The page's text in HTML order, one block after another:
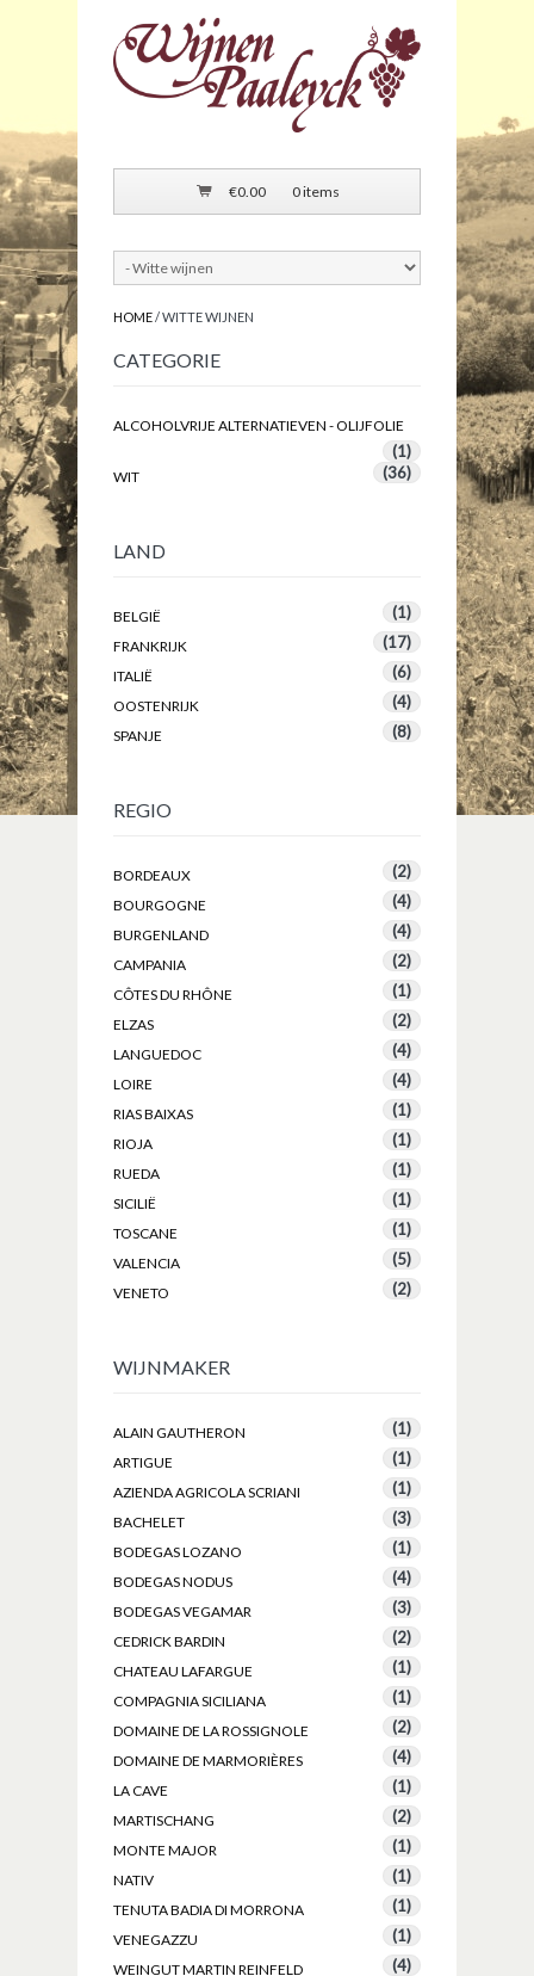
€0.00 0 items
HOME/ WITTE WIJNEN
CATEGORIE
ALCOHOLVRIJE ALTERNATIEVEN - OLIJFOLIE
(1)
WIT (36)
LAND
BELGIË (1)
FRANKRIJK (17)
ITALIË (6)
OOSTENRIJK (4)
SPANJE (8)
REGIO
BORDEAUX (2)
BOURGOGNE (4)
BURGENLAND (4)
CAMPANIA (2)
CÔTES DU RHÔNE (1)
ELZAS (2)
LANGUEDOC (4)
LOIRE (4)
RIAS BAIXAS (1)
RIOJA (1)
RUEDA (1)
SICILIË (1)
TOSCANE (1)
VALENCIA (5)
VENETO (2)
WIJNMAKER
ALAIN GAUTHERON (1)
ARTIGUE (1)
AZIENDA AGRICOLA SCRIANI (1)
BACHELET (3)
BODEGAS LOZANO (1)
BODEGAS NODUS (4)
BODEGAS VEGAMAR (3)
CEDRICK BARDIN (2)
CHATEAU LAFARGUE (1)
COMPAGNIA SICILIANA (1)
DOMAINE DE LA ROSSIGNOLE (2)
DOMAINE DE MARMORIÈRES (4)
LA CAVE (1)
MARTISCHANG (2)
MONTE MAJOR (1)
NATIV (1)
TENUTA BADIA DI MORRONA (1)
VENEGAZZU (1)
WEINGUT MARTIN REINFELD (4)